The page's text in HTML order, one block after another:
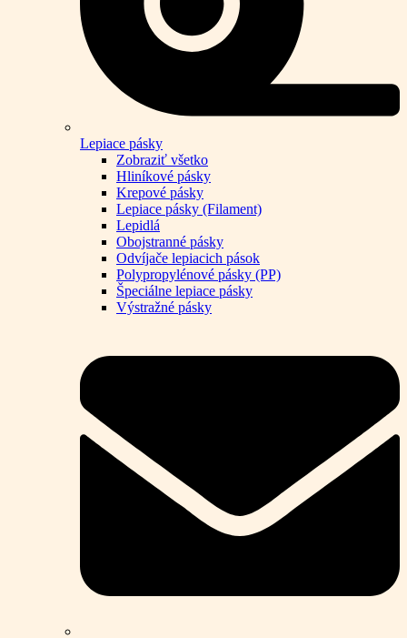
Lepiace pásky
Zobraziť všetko
Hliníkové pásky
Krepové pásky
Lepiace pásky (Filament)
Lepidlá
Obojstranné pásky
Odvíjače lepiacich pások
Polypropylénové pásky (PP)
Špeciálne lepiace pásky
Výstražné pásky